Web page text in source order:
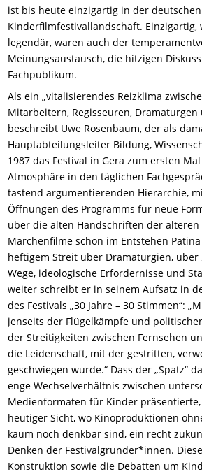
ist bis heute einzigartig in der deutschen
Kinderfilmfestivallandschaft. Einzigartig,
legendär, waren auch der
Meinungsaustausch, die hitzigen
Fachpublikum.
Als ein „vitalisierendes Reizklima
Mitarbeitern, Regisseuren, Dramaturgen
beschreibt Uwe Rosenbaum, der als
Hauptabteilungsleiter Bildung,
1987 das Festival in Gera zum ersten
Atmosphäre in den täglichen
tastend argumentierenden Hierarchie,
Öffnungen des Programms für neue
über die alten Handschriften der älteren
Märchenfilme schon im Entstehen
heftigem Streit über Dramaturgien, über
Wege, ideologische Erfordernisse und
weiter schreibt er in seinem Aufsatz in
des Festivals „30 Jahre – 30 Stimmen“:
jenseits der Flügelkämpfe und
der Streitigkeiten zwischen Fernsehen
die Leidenschaft, mit der gestritten,
geschwiegen wurde.“ Dass der „Spatz“
enge Wechselverhältnis zwischen
Medienformaten für Kinder
heutiger Sicht, wo Kinoproduktionen
kaum noch denkbar sind, ein recht
Denken der Festivalgründer*innen.
Konstruktion sowie die Debatten um